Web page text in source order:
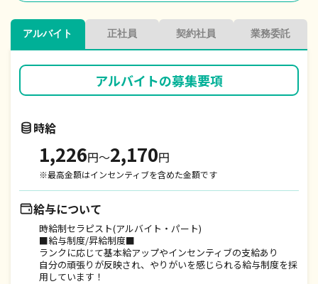
アルバイト 正社員 契約社員 業務委託
アルバイトの募集要項
時給
1,226円〜2,170円
※最高金額はインセンティブを含めた金額です
給与について
時給制セラピスト(アルバイト・パート)
■給与制度/昇給制度■
ランクに応じて基本給アップやインセンティブの支給あり
自分の頑張りが反映され、やりがいを感じられる給与制度を採
用しています！